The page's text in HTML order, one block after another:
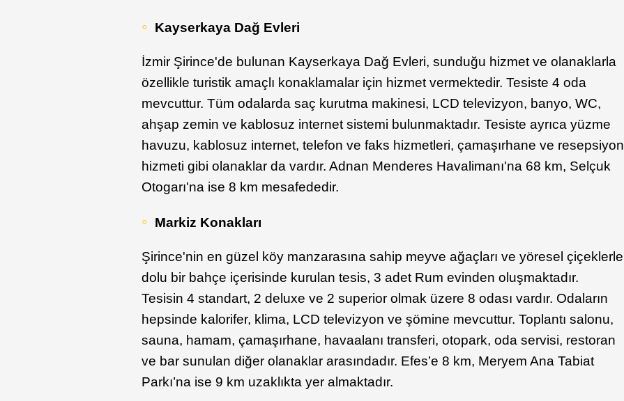
Kayserkaya Dağ Evleri
İzmir Şirince'de bulunan Kayserkaya Dağ Evleri, sunduğu hizmet ve olanaklarla
özellikle turistik amaçlı konaklamalar için hizmet vermektedir. Tesiste 4 oda
mevcuttur. Tüm odalarda saç kurutma makinesi, LCD televizyon, banyo, WC,
ahşap zemin ve kablosuz internet sistemi bulunmaktadır. Tesiste ayrıca yüzme
havuzu, kablosuz internet, telefon ve faks hizmetleri, çamaşırhane ve resepsiyon
hizmeti gibi olanaklar da vardır. Adnan Menderes Havalimanı'na 68 km, Selçuk
Otogarı'na ise 8 km mesafededir.
Markiz Konakları
Şirince'nin en güzel köy manzarasına sahip meyve ağaçları ve yöresel çiçeklerle
dolu bir bahçe içerisinde kurulan tesis, 3 adet Rum evinden oluşmaktadır.
Tesisin 4 standart, 2 deluxe ve 2 superior olmak üzere 8 odası vardır. Odaların
hepsinde kalorifer, klima, LCD televizyon ve şömine mevcuttur. Toplantı salonu,
sauna, hamam, çamaşırhane, havaalanı transferi, otopark, oda servisi, restoran
ve bar sunulan diğer olanaklar arasındadır. Efes’e 8 km, Meryem Ana Tabiat
Parkı’na ise 9 km uzaklıkta yer almaktadır.